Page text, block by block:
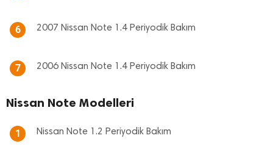
6 2007 Nissan Note 1.4 Periyodik Bakım
7 2006 Nissan Note 1.4 Periyodik Bakım
Nissan Note Modelleri
1 Nissan Note 1.2 Periyodik Bakım